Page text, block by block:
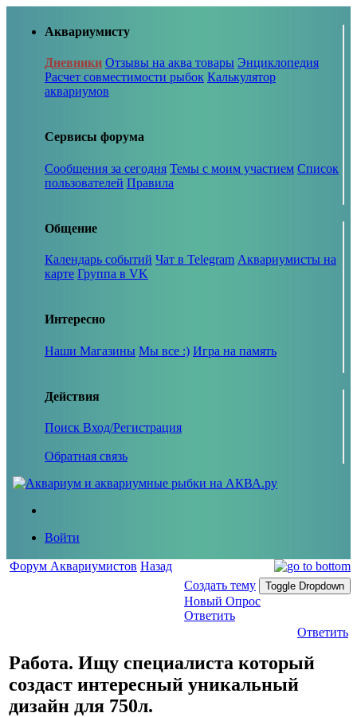
Аквариумисту
Дневники Отзывы на аква товары Энциклопедия
Расчет совместимости рыбок Калькулятор
аквариумов
Сервисы форума
Сообщения за сегодня Темы с моим участием Список
пользователей Правила
Общение
Календарь событий Чат в Telegram Аквариумисты на
карте Группа в VK
Интересно
Наши Магазины Мы все :) Игра на память
Действия
Поиск Вход/Регистрация
Обратная связь
Войти
Форум Аквариумистов Назад
Создать тему
Toggle Dropdown
Новый Опрос
Ответить
Ответить
Работа. Ищу специалиста который
создаст интересный уникальный
дизайн для 750л.